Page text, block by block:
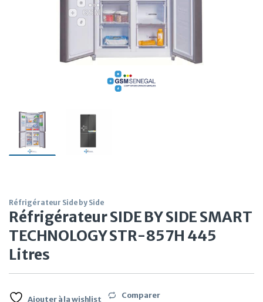
Réfrigérateur Side by Side
Réfrigérateur SIDE BY SIDE SMART
TECHNOLOGY STR-857H 445
Litres
Ajouter à la wishlist Comparer